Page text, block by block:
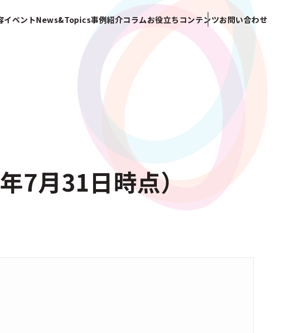
イベントNews&Topics事例紹介コラムお役立ちコンテンツお問い合わせ
7月31日時点）